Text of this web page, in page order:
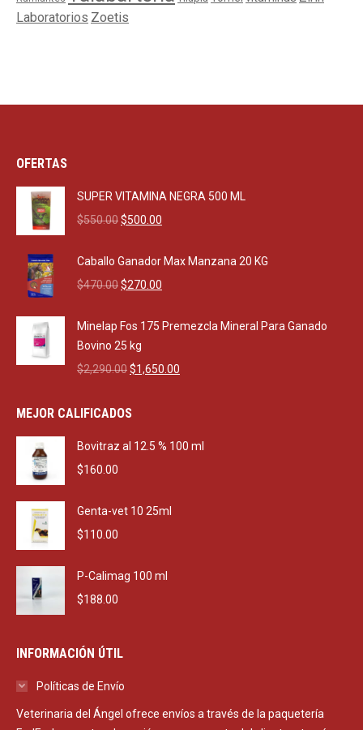
Laboratorios Zoetis
OFERTAS
SUPER VITAMINA NEGRA 500 ML
$550.00Original
was:
$550.00.
$500.00
is:
Caballo Ganador Max Manzana 20 KG
$470.00Original
was:
$470.00.
$270.00
is:
Minelap Fos 175 Premezcla Mineral Para Ganado
Bovino 25 kg
$2,290.00Original
was:
$1,650.00
MEJOR CALIFICADOS
Bovitraz al 12.5 % 100 ml
$160.00
Genta-vet 10 25ml
$110.00
P-Calimag 100 ml
$188.00
INFORMACIÓN ÚTIL
Políticas de Envío
Veterinaria del Ángel ofrece envíos a través de la paquetería